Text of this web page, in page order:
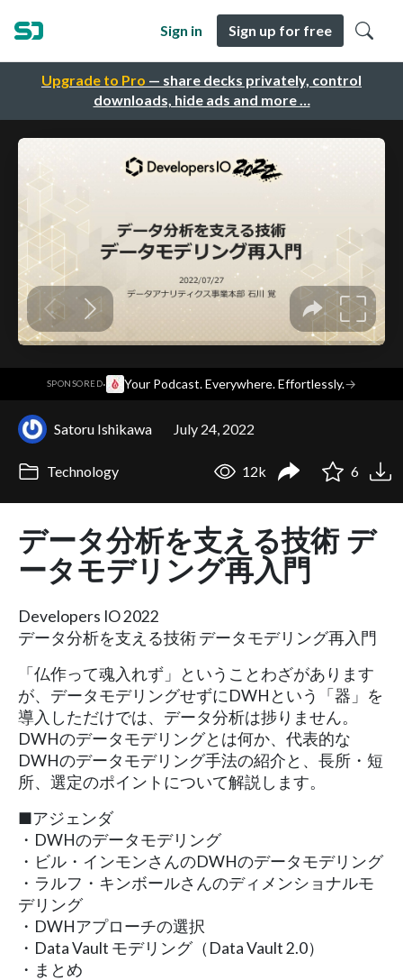
Upgrade to Pro — share decks privately, control
downloads, hide ads and more …
Sign in Sign up for free
SPONSORED· Your Podcast. Everywhere. Effortlessly.→
Satoru Ishikawa July 24, 2022
Technology 12k 6
データ分析を支える技術 デ
ータモデリング再入門
Developers IO 2022
データ分析を支える技術 データモデリング再入門
「仏作って魂入れず」ということわざがあります
が、データモデリングせずにDWHという「器」を
導入しただけでは、データ分析は捗りません。
DWHのデータモデリングとは何か、代表的な
DWHのデータモデリング手法の紹介と、長所・短
所、選定のポイントについて解説します。
■アジェンダ
・DWHのデータモデリング
・ビル・インモンさんのDWHのデータモデリング
・ラルフ・キンボールさんのディメンショナルモ
デリング
・DWHアプローチの選択
・Data Vault モデリング（Data Vault 2.0）
・まとめ